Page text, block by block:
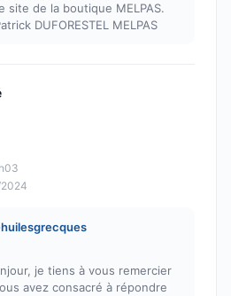
site de la boutique MELPAS.
DUFORESTEL MELPAS
je tiens à vous remercier
avez consacré à répondre